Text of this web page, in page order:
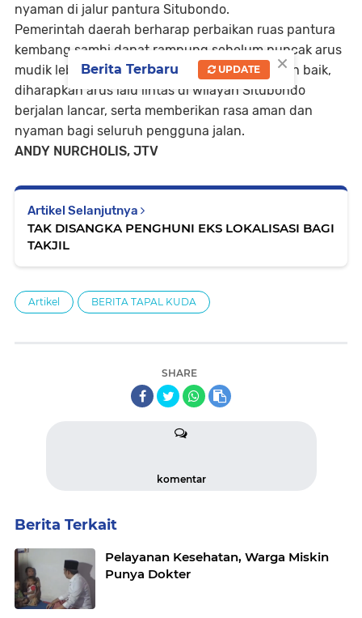
nyaman di jalur pantura Situbondo.
Pemerintah daerah berharap perbaikan ruas pantura
kembang sambi dapat rampung sebelum puncak arus
mudik lebaran. dengan kondisi jalan yang lebih baik,
diharapkan arus lalu lintas di wilayah Situbondo
berjalan lancar, serta memberikan rasa aman dan
nyaman bagi seluruh pengguna jalan.
ANDY NURCHOLIS, JTV
Artikel Selanjutnya
TAK DISANGKA PENGHUNI EKS LOKALISASI BAGI
TAKJIL
Artikel BERITA TAPAL KUDA
SHARE
komentar
Berita Terkait
Pelayanan Kesehatan, Warga Miskin
Punya Dokter
×
Berita Terbaru UPDATE